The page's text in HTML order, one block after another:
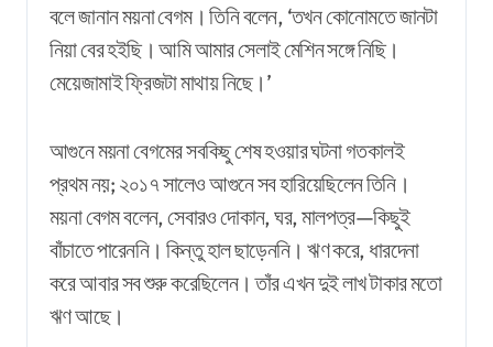
বলেজানানময়না বেগম। তিনি বলেন, ‘তখন কোনোমতে জানটা
নিয়া বের হইছি। আমি আমার সেলাই মেশিন সঙ্গে নিছি।
মেয়েজামাই ফ্রিজটা মাথায় নিছে।’
আগুনে ময়না বেগমের সবকিছু শেষ হওয়ার ঘটনা গতকালই
প্রথম নয়; ২০১৭ সালেও আগুনে সব হারিয়েছিলেন তিনি।
ময়না বেগম বলেন, সেবারও দোকান, ঘর, মালপত্র—কিছুই
বাঁচাতে পারেননি। কিন্তু হাল ছাড়েননি। ঋণ করে, ধারদেনা
করে আবার সব শুরু করেছিলেন।তাঁরএখন দুই লাখ টাকার মতো
ঋণ আছে।